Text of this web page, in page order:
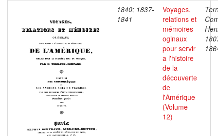
1840; 1837-
1841
Voyages,
relations et
mémoires
oginaux
pour servir
a l'histoire
de la
découverte
de
l'Amérique
(Volume
12)